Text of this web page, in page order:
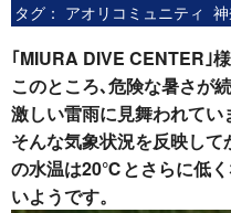
タグ： アオリコミュニティ
｢MIURA DIVE CENTER｣
このところ､危険な暑さが
激しい雷雨に見舞われてい
そんな気象状況を反映し
の水温は20℃とさらに低く
いようです。